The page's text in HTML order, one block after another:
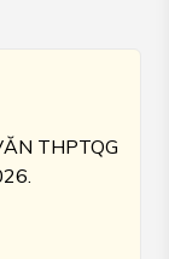
THPTQG